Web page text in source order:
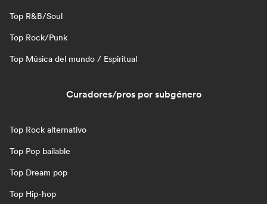
Top R&B/Soul
Top Rock/Punk
Top Música del mundo / Espiritual
Curadores/pros por subgénero
Top Rock alternativo
Top Pop bailable
Top Dream pop
Top Hip-hop